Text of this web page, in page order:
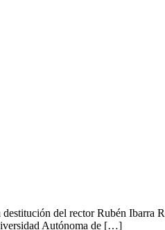
del rector Rubén Ibarra
Autónoma de […]